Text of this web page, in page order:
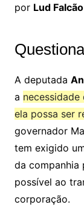
por Lud
A deputada
a
ela possa ser
governador
tem exigido
da companhia
possível ao
corporação.